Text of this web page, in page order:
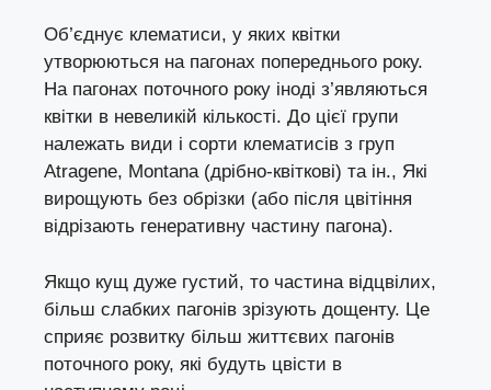
Об’єднує клематиси, у яких квітки
утворюються на пагонах попереднього року.
На пагонах поточного року іноді з’являються
квітки в невеликій кількості. До цієї групи
належать види і сорти клематисів з груп
Atragene, Montana (дрібно-квіткові) та ін., Які
вирощують без обрізки (або після цвітіння
відрізають генеративну частину пагона).
Якщо кущ дуже густий, то частина відцвілих,
більш слабких пагонів зрізують дощенту. Це
сприяє розвитку більш життєвих пагонів
поточного року, які будуть цвісти в